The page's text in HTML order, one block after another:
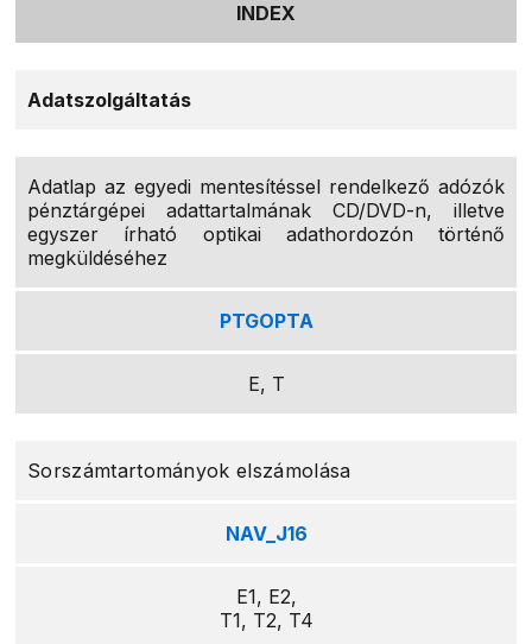
INDEX
Adatszolgáltatás
Adatlap az egyedi mentesítéssel rendelkező adózók
pénztárgépei adattartalmának CD/DVD-n, illetve
egyszer írható optikai adathordozón történő
megküldéséhez
PTGOPTA
E, T
Sorszámtartományok elszámolása
NAV_J16
E1, E2,
T1, T2, T4